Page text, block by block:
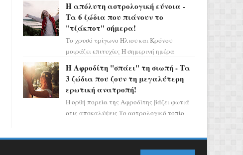
πάρετε μια βαθιά α...
Η απόλυτη αστρολογική εύνοια -
Τα 6 ζώδια που πιάνουν το
"τζάκποτ" σήμερα!
Το χρυσό τρίγωνο Ήλιου και Κρόνου
μοιράζει επιτυχίες Η σημερινή ημέρα
αποδεικνύοντας πως η πραγματική
επιτυχί...
Η Αφροδίτη "σπάει" τη σιωπή - Τα
3 ζώδια που ζουν τη μεγαλύτερη
ερωτική ανατροπή!
Η ορθή πορεία της Αφροδίτης βάζει φωτιά
στις αποκαλύψεις Το αστρολογικό τοπίο